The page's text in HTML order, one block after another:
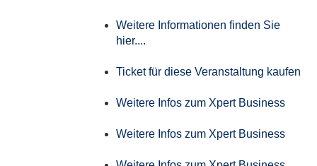
Weitere Informationen finden Sie
hier....
Ticket für diese Veranstaltung kaufen
Weitere Infos zum Xpert Business
Weitere Infos zum Xpert Business